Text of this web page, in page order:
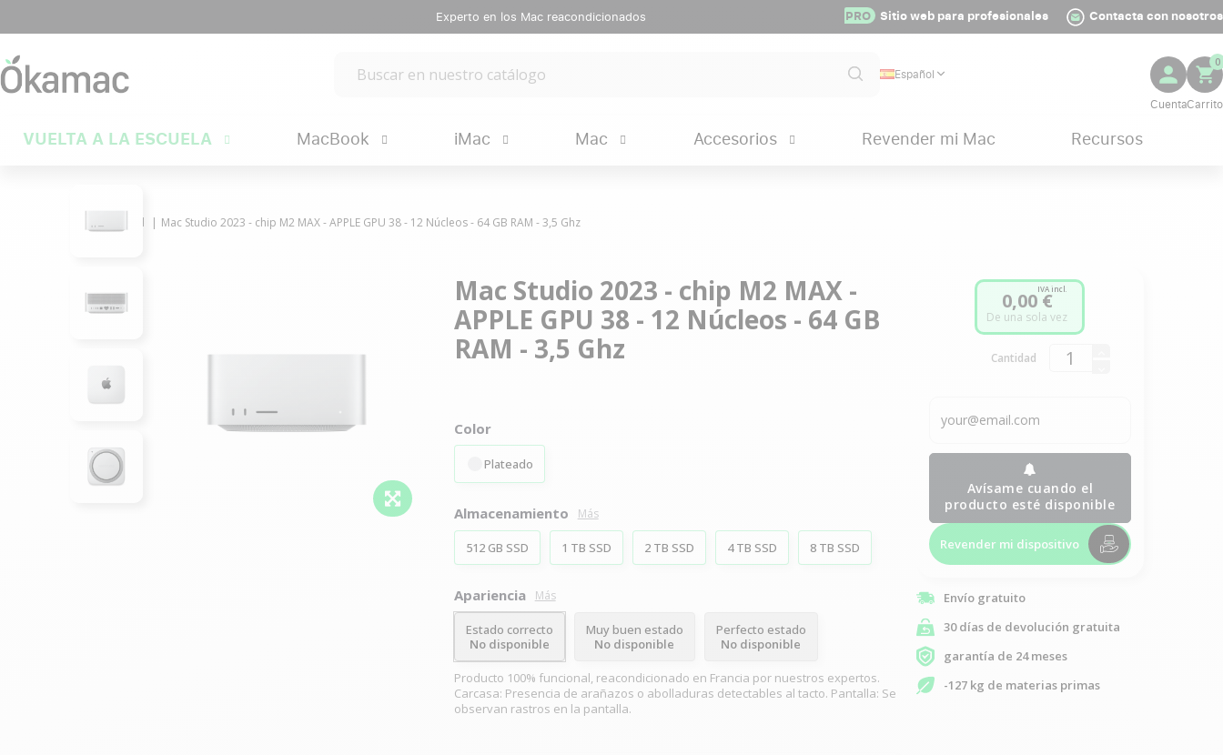
Experto en los Mac reacondicionados PRO Sitio web para profesionales Contacta con nosotros
Español
0
VUELTA A LA ESCUELA MacBook iMac Mac Accesorios Revender mi Mac Recursos
Mac/iPad Mac Studio 2023 - chip M2 MAX - APPLE GPU 38 - 12 Núcleos - 64 GB RAM - 3,5 Ghz
Mac Studio 2023 - chip M2 MAX -
APPLE GPU 38 - 12 Núcleos - 64 GB
RAM - 3,5 Ghz
Color
Plateado
Almacenamiento Más
512 GB SSD 1 TB SSD 2 TB SSD 4 TB SSD 8 TB SSD
Apariencia Más
Estado correcto
No disponible
Muy buen estado
No disponible
Perfecto estado
No disponible
Producto 100% funcional, reacondicionado en Francia por nuestros expertos.
Carcasa: Presencia de arañazos o abolladuras detectables al tacto. Pantalla: Se
observan rastros en la pantalla.
0,00 €IVA incl.
De una sola vez
Cantidad
Avísame cuando el
producto esté disponible
Revender mi dispositivo
Envío gratuito
30 días de devolución gratuita
garantía de 24 meses
-127 kg de materias primas